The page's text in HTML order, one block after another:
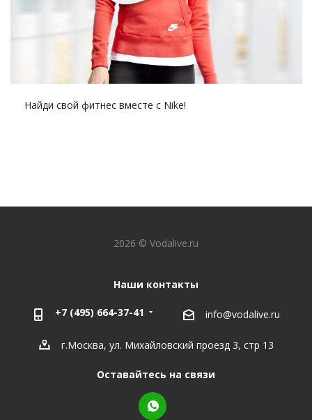
Найди свой фитнес вместе с Nike!
2026 © Vodalive.ru
Наши контакты
+7 (495) 664-37-41 info@vodalive.ru
г.Москва, ул. Михайловский проезд 3, стр 13
Оставайтесь на связи